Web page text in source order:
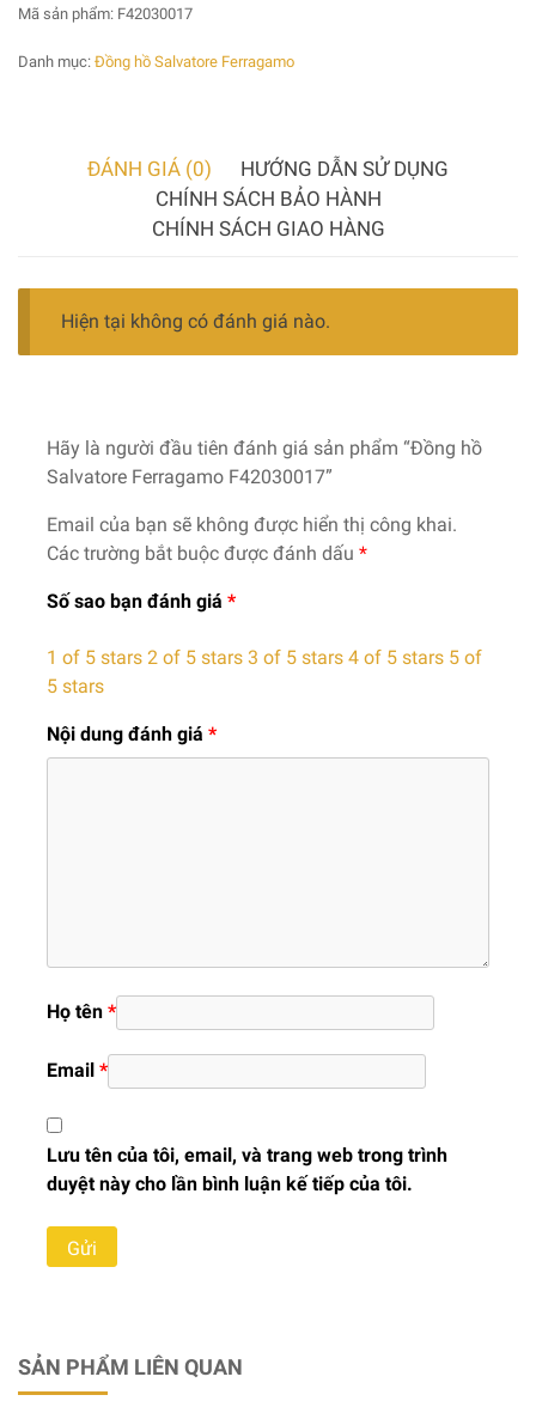
Mã sản phẩm: F42030017
Danh mục: Đồng hồ Salvatore Ferragamo
ĐÁNH GIÁ (0)
HƯỚNG DẪN SỬ DỤNG
CHÍNH SÁCH BẢO HÀNH
CHÍNH SÁCH GIAO HÀNG
Hiện tại không có đánh giá nào.
Hãy là người đầu tiên đánh giá sản phẩm “Đồng hồ
Salvatore Ferragamo F42030017”
Email của bạn sẽ không được hiển thị công khai.
Các trường bắt buộc được đánh dấu *
Số sao bạn đánh giá *
1 of 5 stars 2 of 5 stars 3 of 5 stars 4 of 5 stars 5 of
5 stars
Nội dung đánh giá *
Họ tên *
Email *
Lưu tên của tôi, email, và trang web trong trình
duyệt này cho lần bình luận kế tiếp của tôi.
SẢN PHẨM LIÊN QUAN